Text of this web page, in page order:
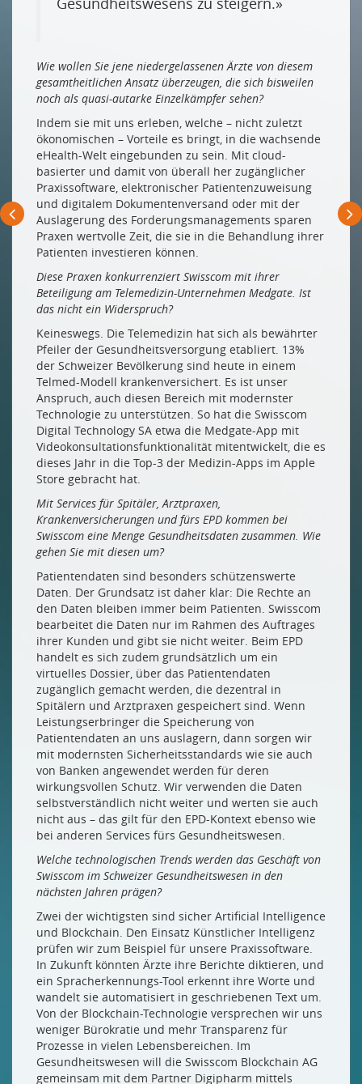
Wie wollen Sie jene niedergelassenen Ärzte von diesem
gesamtheitlichen Ansatz überzeugen, die sich bisweilen
noch als quasi-autarke Einzelkämpfer sehen?
Indem sie mit uns erleben, welche – nicht zuletzt
ökonomischen – Vorteile es bringt, in die wachsende
eHealth-Welt eingebunden zu sein. Mit cloud-
basierter und damit von überall her zugänglicher
Praxissoftware, elektronischer Patientenzuweisung
und digitalem Dokumentenversand oder mit der
Auslagerung des Forderungsmanagements sparen
Praxen wertvolle Zeit, die sie in die Behandlung ihrer
Patienten investieren können.
Diese Praxen konkurrenziert Swisscom mit ihrer
Beteiligung am Telemedizin-Unternehmen Medgate. Ist
das nicht ein Widerspruch?
Keineswegs. Die Telemedizin hat sich als bewährter
Pfeiler der Gesundheitsversorgung etabliert. 13%
der Schweizer Bevölkerung sind heute in einem
Telmed-Modell krankenversichert. Es ist unser
Anspruch, auch diesen Bereich mit modernster
Technologie zu unterstützen. So hat die Swisscom
Digital Technology SA etwa die Medgate-App mit
Videokonsultationsfunktionalität mitentwickelt, die es
dieses Jahr in die Top-3 der Medizin-Apps im Apple
Store gebracht hat.
Mit Services für Spitäler, Arztpraxen,
Krankenversicherungen und fürs EPD kommen bei
Swisscom eine Menge Gesundheitsdaten zusammen. Wie
gehen Sie mit diesen um?
Patientendaten sind besonders schützenswerte
Daten. Der Grundsatz ist daher klar: Die Rechte an
den Daten bleiben immer beim Patienten. Swisscom
bearbeitet die Daten nur im Rahmen des Auftrages
ihrer Kunden und gibt sie nicht weiter. Beim EPD
handelt es sich zudem grundsätzlich um ein
virtuelles Dossier, über das Patientendaten
zugänglich gemacht werden, die dezentral in
Spitälern und Arztpraxen gespeichert sind. Wenn
Leistungserbringer die Speicherung von
Patientendaten an uns auslagern, dann sorgen wir
mit modernsten Sicherheitsstandards wie sie auch
von Banken angewendet werden für deren
wirkungsvollen Schutz. Wir verwenden die Daten
selbstverständlich nicht weiter und werten sie auch
nicht aus – das gilt für den EPD-Kontext ebenso wie
bei anderen Services fürs Gesundheitswesen.
Welche technologischen Trends werden das Geschäft von
Swisscom im Schweizer Gesundheitswesen in den
nächsten Jahren prägen?
Zwei der wichtigsten sind sicher Artificial Intelligence
und Blockchain. Den Einsatz Künstlicher Intelligenz
prüfen wir zum Beispiel für unsere Praxissoftware.
In Zukunft könnten Ärzte ihre Berichte diktieren, und
ein Spracherkennungs-Tool erkennt ihre Worte und
wandelt sie automatisiert in geschriebenen Text um.
Von der Blockchain-Technologie versprechen wir uns
weniger Bürokratie und mehr Transparenz für
Prozesse in vielen Lebensbereichen. Im
Gesundheitswesen will die Swisscom Blockchain AG
gemeinsam mit dem Partner Digipharm mittels